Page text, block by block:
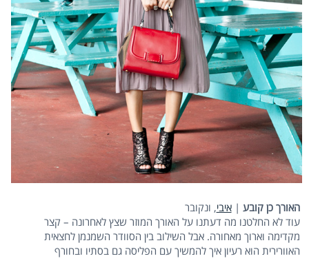
האורך כן קובע |איבי, ונקובר
עוד לא החלטנו מה דעתנו על האורך המוזר שצץ לאחרונה – קצר
מקדימה וארוך מאחורה. אבל השילוב בין הסוודר השמנמן לחצאית
האוורירית הוא רעיון איך להמשיך עם הפליסה גם בסתיו ובחורף